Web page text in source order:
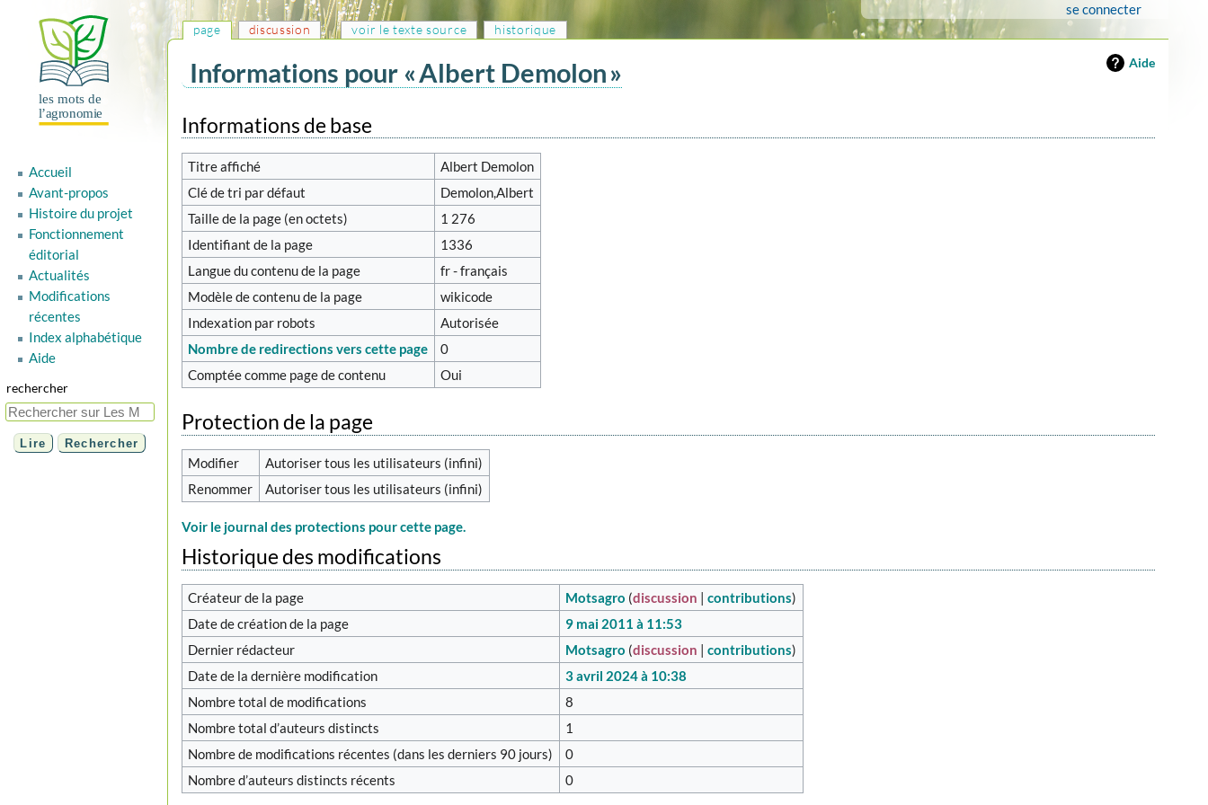
Aide
Informations pour « Albert Demolon »
à
la
navigation
à
la
recherche
Informations de base
Titre affiché
Albert Demolon
Clé de tri par défaut
Demolon,Albert
Taille de la page (en octets)
1 276
Identifiant de la page
1336
Langue du contenu de la page
fr - français
Modèle de contenu de la page
wikicode
Indexation par robots
Autorisée
Nombre de redirections vers cette page
0
Comptée comme page de contenu
Oui
Protection de la page
Modifier
Autoriser tous les utilisateurs (infini)
Renommer
Autoriser tous les utilisateurs (infini)
Voir le journal des protections pour cette page.
Historique des modifications
Créateur de la page Motsagro (discussion |contributions)
Date de création de la page
9 mai 2011 à 11:53
Dernier rédacteur
Motsagro (discussion |contributions)
Date de la dernière modification
3 avril 2024 à 10:38
Nombre total de modifications
8
Nombre total d’auteurs distincts
1
Nombre de modifications récentes (dans les derniers 90 jours)
0
Nombre d’auteurs distincts récents
0
page discussion voir le texte source historique
se connecter
Accueil
Avant-propos
Histoire du projet
Fonctionnement
éditorial
Actualités
Modifications
récentes
Index alphabétique
Aide
rechercher